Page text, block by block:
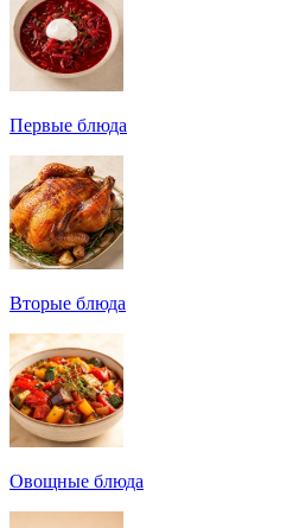
Первые блюда
Вторые блюда
Овощные блюда